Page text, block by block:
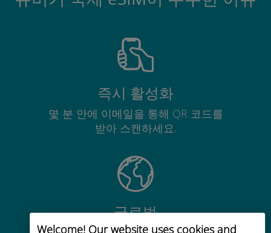
Welcome! Our website uses cookies and
즉시 활성화
몇 분 안에 이메일을 통해 QR 코드를
받아 스캔하세요.
글로벌